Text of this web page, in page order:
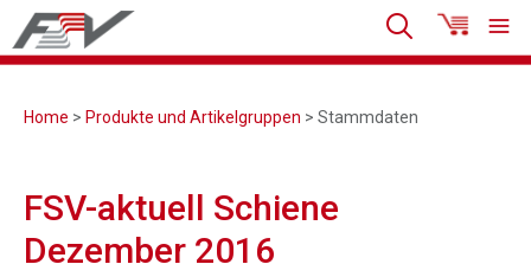
Home > Produkte und Artikelgruppen > Stammdaten
FSV-aktuell Schiene
Dezember 2016